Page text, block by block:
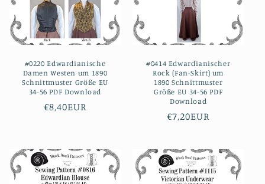
#0220 Edwardianische
Damen Westen um 1890
Schnittmuster Größe EU
34-56 PDF Download
Normaler
€8,40EUR
#0414 Edwardianischer
Rock (Fan-Skirt) um
1890 Schnittmuster
Größe EU 34-56 PDF
Download
Normaler
€7,20EUR